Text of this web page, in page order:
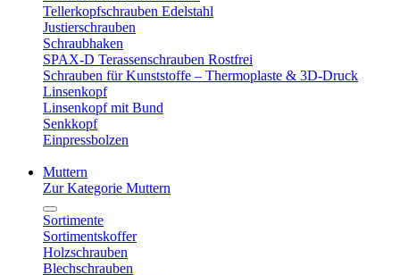
Tellerkopfschrauben Edelstahl
Justierschrauben
Schraubhaken
SPAX-D Terassenschrauben Rostfrei
Schrauben für Kunststoffe – Thermoplaste & 3D-Druck
Linsenkopf
Linsenkopf mit Bund
Senkkopf
Einpressbolzen
Muttern
Zur Kategorie Muttern
Sortimente
Sortimentskoffer
Holzschrauben
Blechschrauben